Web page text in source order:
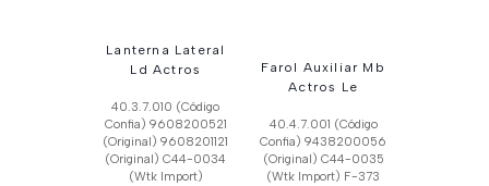
Lanterna Lateral
Ld Actros
40.3.7.010 (Código
Confia) 9608200521
(Original) 9608201121
(Original) C44-0034
(Wtk Import)
Farol Auxiliar Mb
Actros Le
40.4.7.001 (Código
Confia) 9438200056
(Original) C44-0035
(Wtk Import) F-373